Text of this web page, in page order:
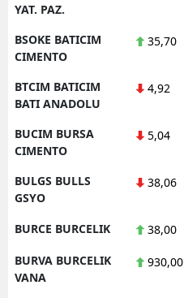
YAT. PAZ.
BSOKE BATICIM
CIMENTO
35,70
BTCIM BATICIM
BATI ANADOLU
4,92
BUCIM BURSA
CIMENTO
5,04
BULGS BULLS
GSYO
38,06
BURCE BURCELIK 38,00
BURVA BURCELIK
VANA
930,00